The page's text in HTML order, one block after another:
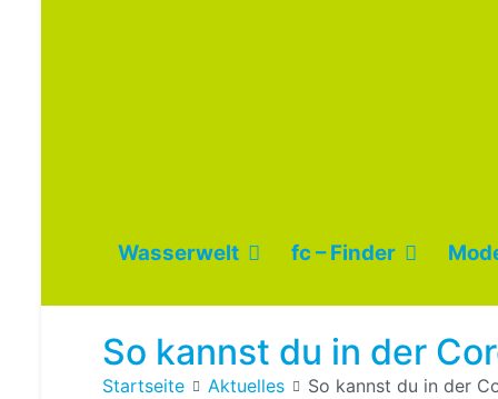
Wasserwelt fc – Finder
So kannst du in der
Startseite Aktuelles So kannst du in der